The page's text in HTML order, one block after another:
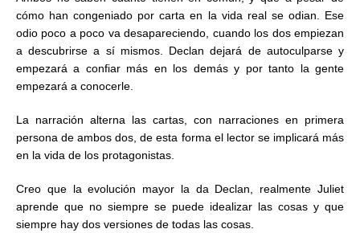
cómo han congeniado por carta en la vida real se odian. Ese
odio poco a poco va desapareciendo, cuando los dos empiezan
a descubrirse a sí mismos. Declan dejará de autoculparse y
empezará a confiar más en los demás y por tanto la gente
empezará a conocerle.
La narración alterna las cartas, con narraciones en primera
persona de ambos dos, de esta forma el lector se implicará más
en la vida de los protagonistas.
Creo que la evolución mayor la da Declan, realmente Juliet
aprende que no siempre se puede idealizar las cosas y que
siempre hay dos versiones de todas las cosas.